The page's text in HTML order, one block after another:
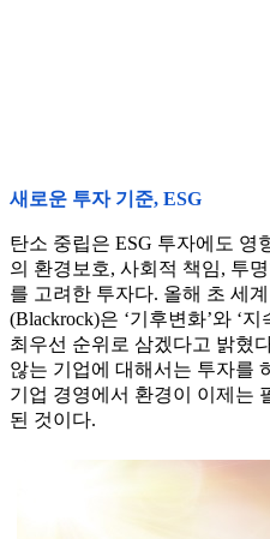
새로운 투자 기준, ESG
탄소 중립은 ESG 투자에도 영
의 환경보호, 사회적 책임, 투
를 고려한 투자다. 올해 초 세
(Blackrock)은 ‘기후변화’와 ‘
최우선 순위로 삼겠다고 밝혔
않는 기업에 대해서는 투자를
기업 경영에서 환경이 이제는
된 것이다.